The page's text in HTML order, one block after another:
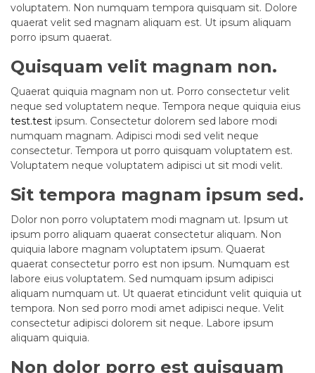
voluptatem. Non numquam tempora quisquam sit. Dolore
quaerat velit sed magnam aliquam est. Ut ipsum aliquam
porro ipsum quaerat.
Quisquam velit magnam non.
Quaerat quiquia magnam non ut. Porro consectetur velit
neque sed voluptatem neque. Tempora neque quiquia eius
test.test ipsum. Consectetur dolorem sed labore modi
numquam magnam. Adipisci modi sed velit neque
consectetur. Tempora ut porro quisquam voluptatem est.
Voluptatem neque voluptatem adipisci ut sit modi velit.
Sit tempora magnam ipsum sed.
Dolor non porro voluptatem modi magnam ut. Ipsum ut
ipsum porro aliquam quaerat consectetur aliquam. Non
quiquia labore magnam voluptatem ipsum. Quaerat
quaerat consectetur porro est non ipsum. Numquam est
labore eius voluptatem. Sed numquam ipsum adipisci
aliquam numquam ut. Ut quaerat etincidunt velit quiquia ut
tempora. Non sed porro modi amet adipisci neque. Velit
consectetur adipisci dolorem sit neque. Labore ipsum
aliquam quiquia.
Non dolor porro est quisquam